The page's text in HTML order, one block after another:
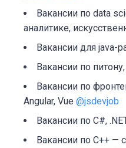
Вакансии по data
аналитике,
Вакансии для java-
Вакансии по
Вакансии по
Angular, Vue @jsdevjob
Вакансии по C#,
Вакансии по C++ —